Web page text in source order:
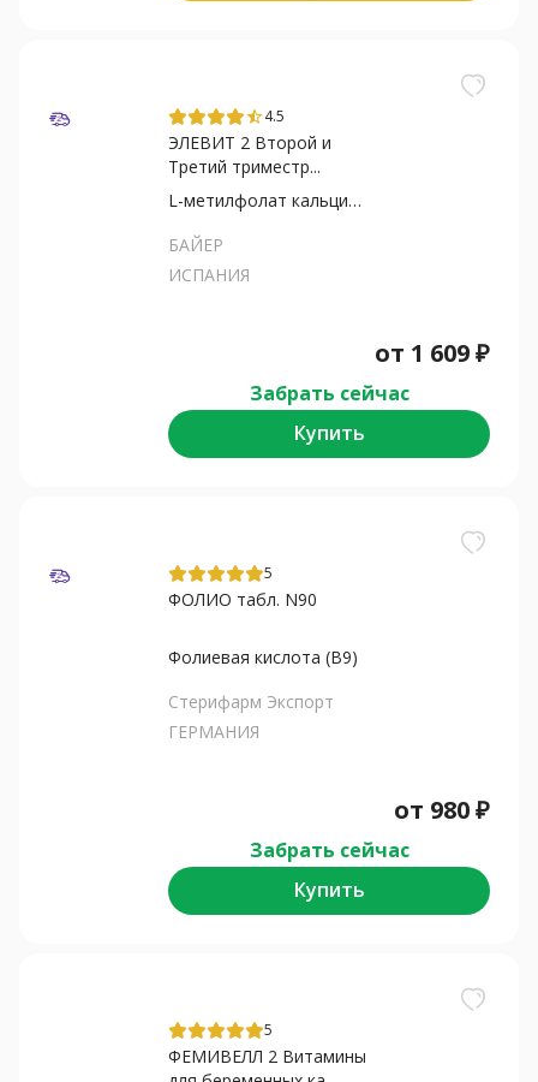
star_half4.5
ЭЛЕВИТ 2 Второй и
Третий триместр...
L-метилфолат кальция+Докозагек...
БАЙЕР
ИСПАНИЯ
от 1 609₽
Забрать сейчас
Купить
5
ФОЛИО табл. N90
Фолиевая кислота (В9)
Стерифарм Экспорт
ГЕРМАНИЯ
от 980₽
Забрать сейчас
Купить
5
ФЕМИВЕЛЛ 2 Витамины